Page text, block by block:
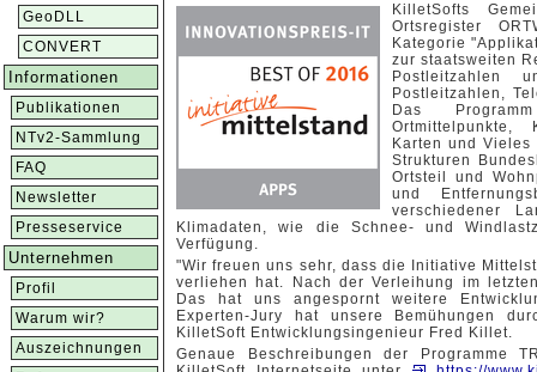
GeoDLL
CONVERT
Informationen
Publikationen
NTv2-Sammlung
FAQ
Newsletter
Presseservice
Unternehmen
Profil
Warum wir?
Auszeichnungen
KilletSofts
Ortsregister
Kategorie
zur staatsweiten
Postleitzahlen
Postleitzahlen,
Das
Ortmittelpunkte,
Karten und
Strukturen
Ortsteil und
und
verschiedener
Klimadaten, wie die Schnee- und
Verfügung.
"Wir freuen uns sehr, dass die Initiative
verliehen hat. Nach der Verleihung im
Das hat uns angespornt weitere
Experten-Jury hat unsere Bemühungen
KilletSoft Entwicklungsingenieur Fred Killet.
Genaue Beschreibungen der Programme